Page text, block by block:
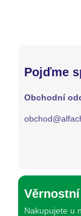
Pojďme
Obchodní
Nakupujete u